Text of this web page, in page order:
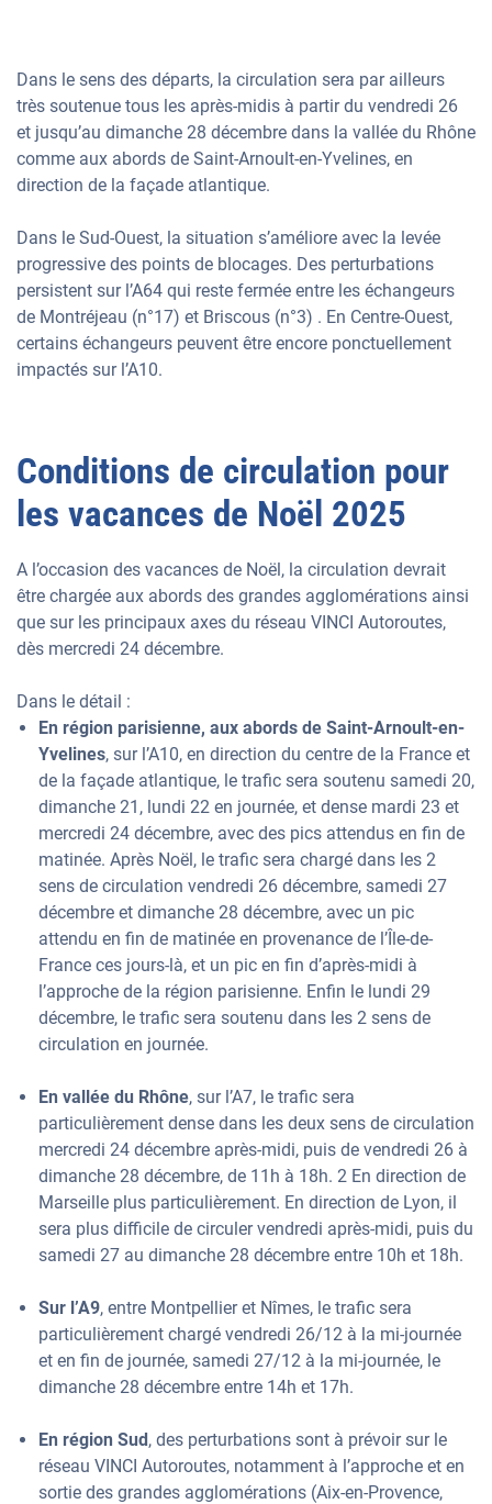
Dans le sens des départs, la circulation sera par ailleurs
très soutenue tous les après-midis à partir du vendredi 26
et jusqu’au dimanche 28 décembre dans la vallée du Rhône
comme aux abords de Saint-Arnoult-en-Yvelines, en
direction de la façade atlantique.
Dans le Sud-Ouest, la situation s’améliore avec la levée
progressive des points de blocages. Des perturbations
persistent sur l’A64 qui reste fermée entre les échangeurs
de Montréjeau (n°17) et Briscous (n°3) . En Centre-Ouest,
certains échangeurs peuvent être encore ponctuellement
impactés sur l’A10.
Conditions de circulation pour
les vacances de Noël 2025
A l’occasion des vacances de Noël, la circulation devrait
être chargée aux abords des grandes agglomérations ainsi
que sur les principaux axes du réseau VINCI Autoroutes,
dès mercredi 24 décembre.
Dans le détail :
En région parisienne, aux abords de Saint-Arnoult-en-
Yvelines, sur l’A10, en direction du centre de la France et
de la façade atlantique, le trafic sera soutenu samedi 20,
dimanche 21, lundi 22 en journée, et dense mardi 23 et
mercredi 24 décembre, avec des pics attendus en fin de
matinée. Après Noël, le trafic sera chargé dans les 2
sens de circulation vendredi 26 décembre, samedi 27
décembre et dimanche 28 décembre, avec un pic
attendu en fin de matinée en provenance de l’Île-de-
France ces jours-là, et un pic en fin d’après-midi à
l’approche de la région parisienne. Enfin le lundi 29
décembre, le trafic sera soutenu dans les 2 sens de
circulation en journée.
En vallée du Rhône, sur l’A7, le trafic sera
particulièrement dense dans les deux sens de circulation
mercredi 24 décembre après-midi, puis de vendredi 26 à
dimanche 28 décembre, de 11h à 18h. 2 En direction de
Marseille plus particulièrement. En direction de Lyon, il
sera plus difficile de circuler vendredi après-midi, puis du
samedi 27 au dimanche 28 décembre entre 10h et 18h.
Sur l’A9, entre Montpellier et Nîmes, le trafic sera
particulièrement chargé vendredi 26/12 à la mi-journée
et en fin de journée, samedi 27/12 à la mi-journée, le
dimanche 28 décembre entre 14h et 17h.
En région Sud, des perturbations sont à prévoir sur le
réseau VINCI Autoroutes, notamment à l’approche et en
sortie des grandes agglomérations (Aix-en-Provence,